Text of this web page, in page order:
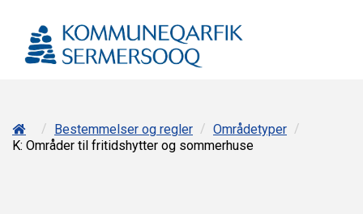
/ Bestemmelser og regler / Områdetyper /
K: Områder til fritidshytter og sommerhuse